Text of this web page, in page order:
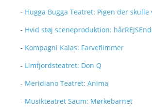
- Hugga Bugga Teatret: Pigen der skulle
- Hvid støj sceneproduktion:
- Kompagni Kalas: Farveflimmer
- Limfjordsteatret: Don Q
- Meridiano Teatret: Anima
- Musikteatret Saum: Mørkebarnet